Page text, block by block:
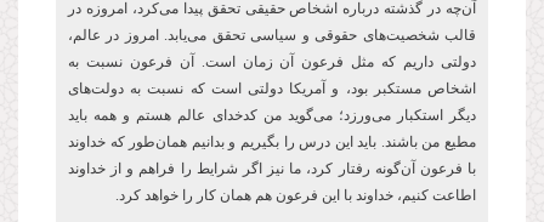
آنچه در گذشته درباره اشخاص حقیقی تحقق پیدا میکرد، امروزه در
قالب شخصیتهای حقوقی و سیاسی تحقق مییابد. امروز در عالم،
دولتی داریم که مثل فرعون آن زمان است. آن فرعون نسبت به
اشخاص مستکبر بود، و آمریکا دولتی است که نسبت به دولتهای
دیگر استکبار میورزد؛ میگوید من کدخدای عالم هستم و همه باید
مطیع من باشند. باید این درس را بگیریم و بدانیم همانطور که خداوند
با فرعون آنگونه رفتار کرد، ما نیز اگر شرایط را فراهم و از خداوند
اطاعت کنیم، خداوند با این فرعون هم همان کار را خواهد کرد.